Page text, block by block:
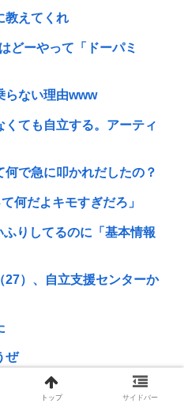
教えてくれ
どーやって「ドーパミ
らない理由www
くても自立する。アーティ
で急に叩かれだしたの？
何だよキモすぎだろ」
りしてるのに「基本情報
27）、自立支援センターか
ぜ
存症です」周囲「ハーイ、
トップ サイドバー